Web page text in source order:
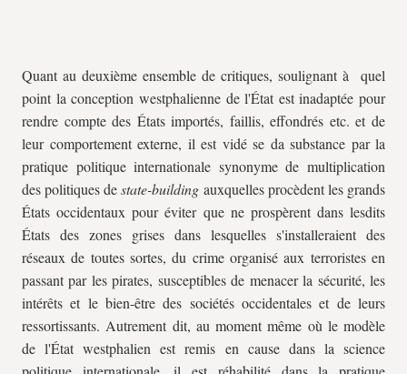
Quant au deuxième ensemble de critiques, soulignant à quel
point la conception westphalienne de l'État est inadaptée pour
rendre compte des États importés, faillis, effondrés etc. et de
leur comportement externe, il est vidé se da substance par la
pratique politique internationale synonyme de multiplication
des politiques destate-building auxquelles procèdent les grands
États occidentaux pour éviter que ne prospèrent dans lesdits
États des zones grises dans lesquelles s'installeraient des
réseaux de toutes sortes, du crime organisé aux terroristes en
passant par les pirates, susceptibles de menacer la sécurité, les
intérêts et le bien-être des sociétés occidentales et de leurs
ressortissants. Autrement dit, au moment même où le modèle
de l'État westphalien est remis en cause dans la science